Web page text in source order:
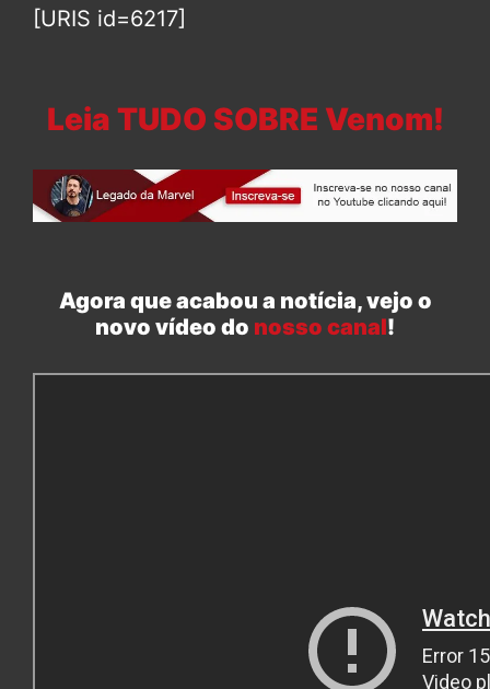
[URIS id=6217]
Leia TUDO SOBRE Venom!
Agora que acabou a notícia, vejo o
novo vídeo do nosso canal!